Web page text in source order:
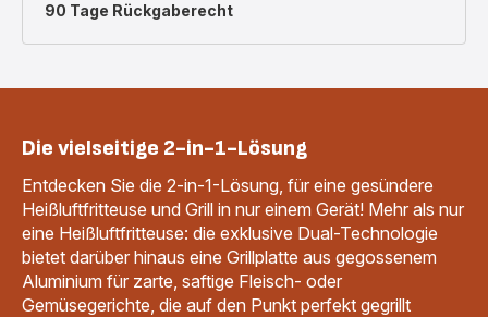
90 Tage Rückgaberecht
Die vielseitige 2-in-1-Lösung
Entdecken Sie die 2-in-1-Lösung, für eine gesündere
Heißluftfritteuse und Grill in nur einem Gerät! Mehr als nur
eine Heißluftfritteuse: die exklusive Dual-Technologie
bietet darüber hinaus eine Grillplatte aus gegossenem
Aluminium für zarte, saftige Fleisch- oder
Gemüsegerichte, die auf den Punkt perfekt gegrillt